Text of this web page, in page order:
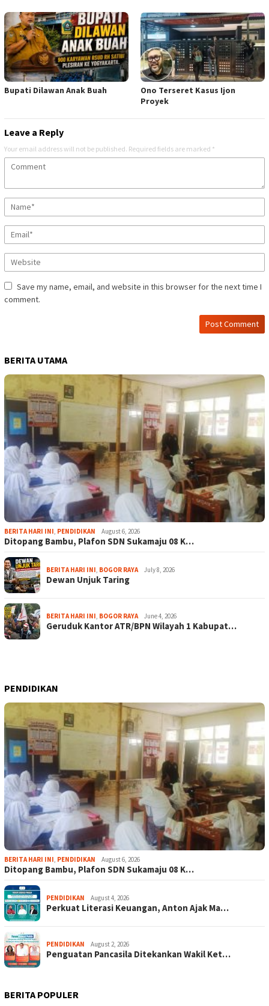
Bupati Dilawan Anak Buah
Ono Terseret Kasus Ijon
Proyek
Leave a Reply
Your email address will not be published. Required fields are marked *
Save my name, email, and website in this browser for the next time I
comment.
BERITA UTAMA
BERITA HARI INI, PENDIDIKAN August 6, 2026
Ditopang Bambu, Plafon SDN Sukamaju 08 K…
BERITA HARI INI, BOGOR RAYA July 8, 2026
Dewan Unjuk Taring
BERITA HARI INI, BOGOR RAYA June 4, 2026
Geruduk Kantor ATR/BPN Wilayah 1 Kabupat…
PENDIDIKAN
BERITA HARI INI, PENDIDIKAN August 6, 2026
Ditopang Bambu, Plafon SDN Sukamaju 08 K…
PENDIDIKAN August 4, 2026
Perkuat Literasi Keuangan, Anton Ajak Ma…
PENDIDIKAN August 2, 2026
Penguatan Pancasila Ditekankan Wakil Ket…
BERITA POPULER